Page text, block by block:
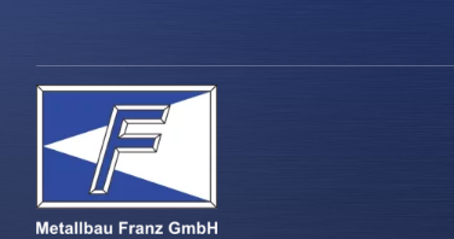
Inhalt
springen